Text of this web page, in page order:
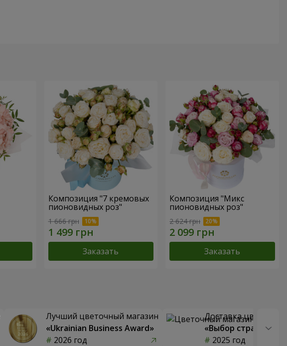
Композиция "7 кремовых
пионовидных роз"
1 666 грн
Заказать
Композиция "Микс
пионовидных роз"
2 624 грн
Заказать
Лучший цветочный магазин
«Ukrainian Business Award»
2026 год
Доставка цветов
«Выбор страны»
2025 год